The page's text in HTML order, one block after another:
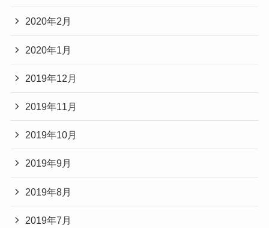
2020年2月
2020年1月
2019年12月
2019年11月
2019年10月
2019年9月
2019年8月
2019年7月